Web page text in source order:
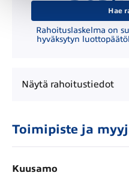
Hae
Rahoituslaskelma on
hyväksytyn
Näytä rahoitustiedot
Toimipiste ja
Kuusamo